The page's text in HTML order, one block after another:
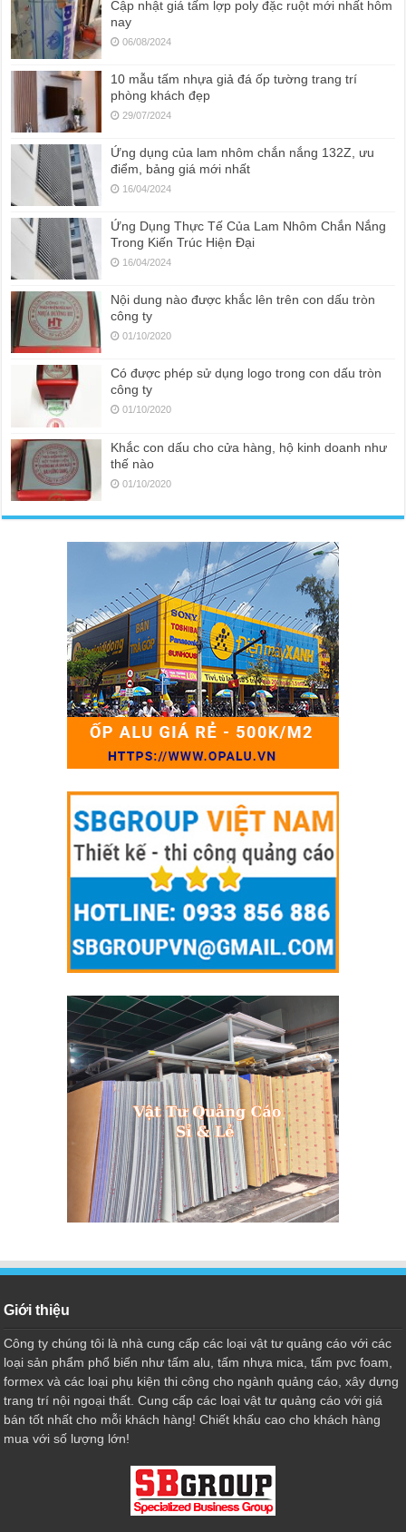
Cập nhật giá tấm lợp poly đặc ruột mới nhất hôm
nay
06/08/2024
10 mẫu tấm nhựa giả đá ốp tường trang trí
phòng khách đẹp
29/07/2024
Ứng dụng của lam nhôm chắn nắng 132Z, ưu
điểm, bảng giá mới nhất
16/04/2024
Ứng Dụng Thực Tế Của Lam Nhôm Chắn Nắng
Trong Kiến Trúc Hiện Đại
16/04/2024
Nội dung nào được khắc lên trên con dấu tròn
công ty
01/10/2020
Có được phép sử dụng logo trong con dấu tròn
công ty
01/10/2020
Khắc con dấu cho cửa hàng, hộ kinh doanh như
thế nào
01/10/2020
Giới thiệu
Công ty chúng tôi là nhà cung cấp các loại vật tư quảng cáo với các
loại sản phẩm phổ biến như tấm alu, tấm nhựa mica, tấm pvc foam,
formex và các loại phụ kiện thi công cho ngành quảng cáo, xây dựng
trang trí nội ngoại thất. Cung cấp các loại vật tư quảng cáo với giá
bán tốt nhất cho mỗi khách hàng! Chiết khấu cao cho khách hàng
mua với số lượng lớn!